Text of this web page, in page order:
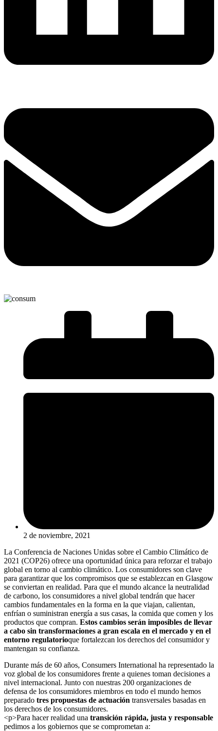
2 de noviembre, 2021
La Conferencia de Naciones Unidas sobre el Cambio Climático de
2021 (COP26) ofrece una oportunidad única para reforzar el trabajo
global en torno al cambio climático. Los consumidores son clave
para garantizar que los compromisos que se establezcan en Glasgow
se conviertan en realidad. Para que el mundo alcance la neutralidad
de carbono, los consumidores a nivel global tendrán que hacer
cambios fundamentales en la forma en la que viajan, calientan,
enfrían o suministran energía a sus casas, la comida que comen y los
productos que compran. Estos cambios serán imposibles de llevar
a cabo sin transformaciones a gran escala en el mercado y en el
entorno regulatorioque fortalezcan los derechos del consumidor y
mantengan su confianza.
Durante más de 60 años, Consumers International ha representado la
voz global de los consumidores frente a quienes toman decisiones a
nivel internacional. Junto con nuestras 200 organizaciones de
defensa de los consumidores miembros en todo el mundo hemos
preparado tres propuestas de actuación transversales basadas en
los derechos de los consumidores.
<p>Para hacer realidad una transición rápida, justa y responsable
pedimos a los gobiernos que se comprometan a: